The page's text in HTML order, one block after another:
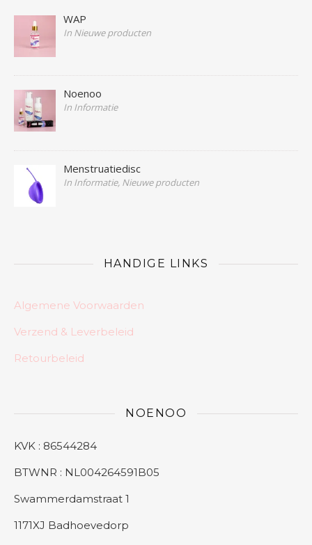
WAP
In Nieuwe producten
Noenoo
In Informatie
Menstruatiedisc
In Informatie, Nieuwe producten
HANDIGE LINKS
Algemene Voorwaarden
Verzend & Leverbeleid
Retourbeleid
NOENOO
KVK : 86544284
BTWNR : NL004264591B05
Swammerdamstraat 1
1171XJ Badhoevedorp